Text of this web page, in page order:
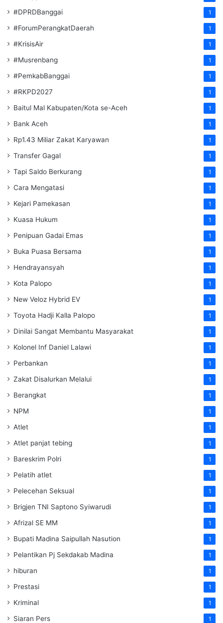
#DPRDBanggai 1
#ForumPerangkatDaerah 1
#KrisisAir 1
#Musrenbang 1
#PemkabBanggai 1
#RKPD2027 1
Baitul Mal Kabupaten/Kota se-Aceh 1
Bank Aceh 1
Rp1.43 Miliar Zakat Karyawan 1
Transfer Gagal 1
Tapi Saldo Berkurang 1
Cara Mengatasi 1
Kejari Pamekasan 1
Kuasa Hukum 1
Penipuan Gadai Emas 1
Buka Puasa Bersama 1
Hendrayansyah 1
Kota Palopo 1
New Veloz Hybrid EV 1
Toyota Hadji Kalla Palopo 1
Dinilai Sangat Membantu Masyarakat 1
Kolonel Inf Daniel Lalawi 1
Perbankan 1
Zakat Disalurkan Melalui 1
Berangkat 1
NPM 1
Atlet 1
Atlet panjat tebing 1
Bareskrim Polri 1
Pelatih atlet 1
Pelecehan Seksual 1
Brigjen TNI Saptono Syiwarudi 1
Afrizal SE MM 1
Bupati Madina Saipullah Nasution 1
Pelantikan Pj Sekdakab Madina 1
hiburan 1
Prestasi 1
Kriminal 1
Siaran Pers 1